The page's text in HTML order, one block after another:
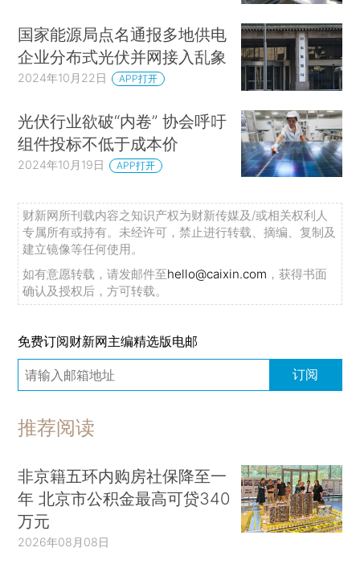
国家能源局点名通报多地供电
企业分布式光伏并网接入乱象
2024年10月22日 APP打开
光伏行业欲破“内卷” 协会呼吁
组件投标不低于成本价
2024年10月19日 APP打开
财新网所刊载内容之知识产权为财新传媒及/或相关权利人
专属所有或持有。未经许可，禁止进行转载、摘编、复制及
建立镜像等任何使用。
如有意愿转载，请发邮件至hello@caixin.com ，获得书面
确认及授权后，方可转载。
免费订阅财新网主编精选版电邮
订阅
推荐阅读
非京籍五环内购房社保降至一
年 北京市公积金最高可贷340
万元
2026年08月08日